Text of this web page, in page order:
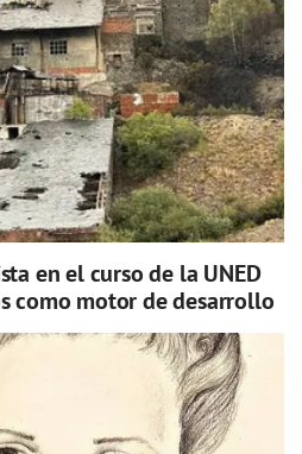
en el curso de la UNED
como motor de desarrollo